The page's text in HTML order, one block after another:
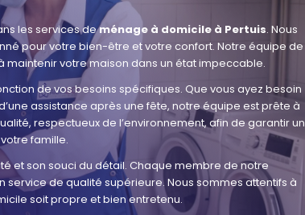
les services deménage à domicile à Pertuis. Nous
pour votre bien-être et votre confort. Notre équipe de
maintenir votre maison dans un état impeccable.
de vos besoins spécifiques. Que vous ayez besoin
assistance après une fête, notre équipe est prête à
respectueux de l’environnement, afin de garantir un
famille.
et son souci du détail. Chaque membre de notre
de qualité supérieure. Nous sommes attentifs à
soit propre et bien entretenu.